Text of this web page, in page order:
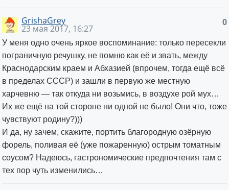
0
GrishaGrey
23 мая 2017, 16:27
У меня одно очень яркое воспоминание: только пересекли
пограничную речушку, не помню как её и звать, между
Краснодарским краем и Абхазией (впрочем, тогда ещё всё
в пределах СССР) и зашли в первую же местную
харчевню — так откуда ни возьмись, в воздухе рой мух…
Их же ещё на той стороне ни одной не было! Они что, тоже
чувствуют родину?)))
И да, ну зачем, скажите, портить благородную озёрную
форель, поливая её (уже пожаренную) острым томатным
соусом? Надеюсь, гастрономические предпочтения там с
тех пор чуть изменились…